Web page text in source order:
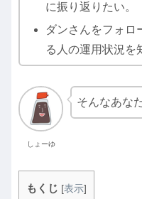
に振り返りたい。
ダンさんをフォロ
る人の運用状況を
しょーゆ
そんなあな
もくじ [表示]